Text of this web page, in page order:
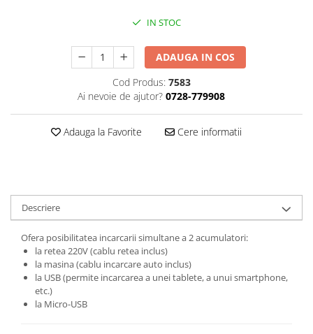
Camere video
tableta
Telefoane mobile
Produse de bucatarie kjøk
Accesorii kjøk
Cutite kjøk
Pachete Promo
IN STOC
ADAUGA IN COS
Cod Produs: 7583
Ai nevoie de ajutor? 0728-779908
Adauga la Favorite Cere informatii
Descriere
Ofera posibilitatea incarcarii simultane a 2 acumulatori:
la retea 220V (cablu retea inclus)
la masina (cablu incarcare auto inclus)
la USB (permite incarcarea a unei tablete, a unui smartphone,
etc.)
la Micro-USB